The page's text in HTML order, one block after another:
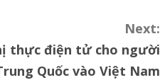
Next:
thực điện tử cho người
Quốc vào Việt Nam